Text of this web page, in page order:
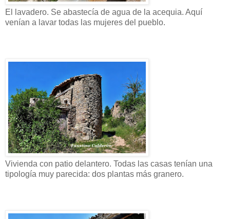
El lavadero. Se abastecía de agua de la acequia. Aquí
venían a lavar todas las mujeres del pueblo.
Vivienda con patio delantero. Todas las casas tenían una
tipología muy parecida: dos plantas más granero.